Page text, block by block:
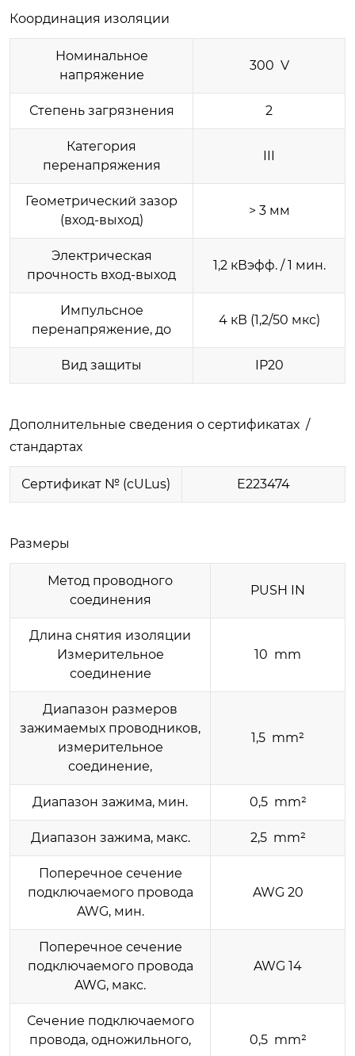
Координация изоляции
Номинальное
напряжение
300 V
Степень загрязнения 2
Категория
перенапряжения
III
Геометрический зазор
(вход-выход)
> 3 мм
Электрическая
прочность вход-выход
1,2 кВэфф. / 1 мин.
Импульсное
перенапряжение, до
4 кВ (1,2/50 мкс)
Вид защиты IP20
Дополнительные сведения о сертификатах /
стандартах
Сертификат № (cULus) E223474
Размеры
Метод проводного
соединения
PUSH IN
Длина снятия изоляции
Измерительное
соединение
10 mm
Диапазон размеров
зажимаемых проводников,
измерительное
соединение,
1,5 mm²
Диапазон зажима, мин. 0,5 mm²
Диапазон зажима, макс. 2,5 mm²
Поперечное сечение
подключаемого провода
AWG, мин.
AWG 20
Поперечное сечение
подключаемого провода
AWG, макс.
AWG 14
Сечение подключаемого
провода, одножильного,
0,5 mm²